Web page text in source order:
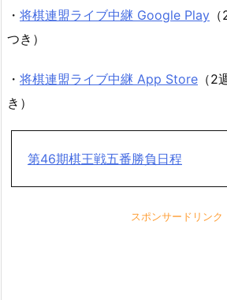
・ 将棋連盟ライブ中継 Google Play
つき）
・ 将棋連盟ライブ中継 App Store （
き）
第46期棋王戦五番勝負日程
スポンサードリンク